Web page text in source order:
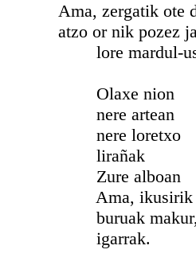
Ama, zergatik ote
atzo or nik pozez
lore mardul-
Olaxe nion
nere artean
nere loretxo
lirañak
Zure alboan
Ama, ikusirik
buruak
igarrak.